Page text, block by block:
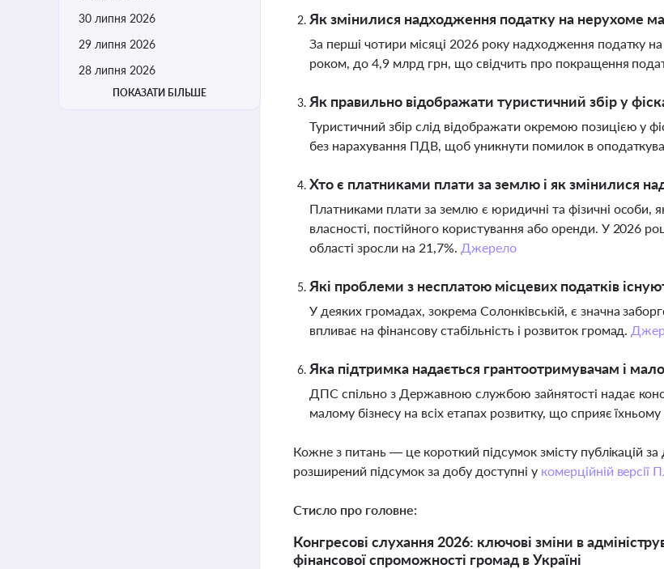
30 липня 2026
29 липня 2026
28 липня 2026
ПОКАЗАТИ БІЛЬШЕ
Як змінилися надходження податку на нерухоме
За перші чотири місяці 2026 року надходження податку
роком, до 4,9 млрд грн, що свідчить про покращення
Як правильно відображати туристичний збір у
Туристичний збір слід відображати окремою позицією у
без нарахування ПДВ, щоб уникнути помилок в
Хто є платниками плати за землю і як змінилися
Платниками плати за землю є юридичні та фізичні особи,
власності, постійного користування або оренди. У 2026
області зросли на 21,7%. Джерело
Які проблеми з несплатою місцевих податків
У деяких громадах, зокрема Солонківській, є значна
впливає на фінансову стабільність і розвиток громад.
Яка підтримка надається грантоотримувачам і
ДПС спільно з Державною службою зайнятості надає
малому бізнесу на всіх етапах розвитку, що сприяє
Кожне з питань — це короткий підсумок змісту публікацій
розширений підсумок за добу доступні у комерційній
Стисло про головне:
Конгресові слухання 2026: ключові зміни в
фінансової спроможності громад в Україні